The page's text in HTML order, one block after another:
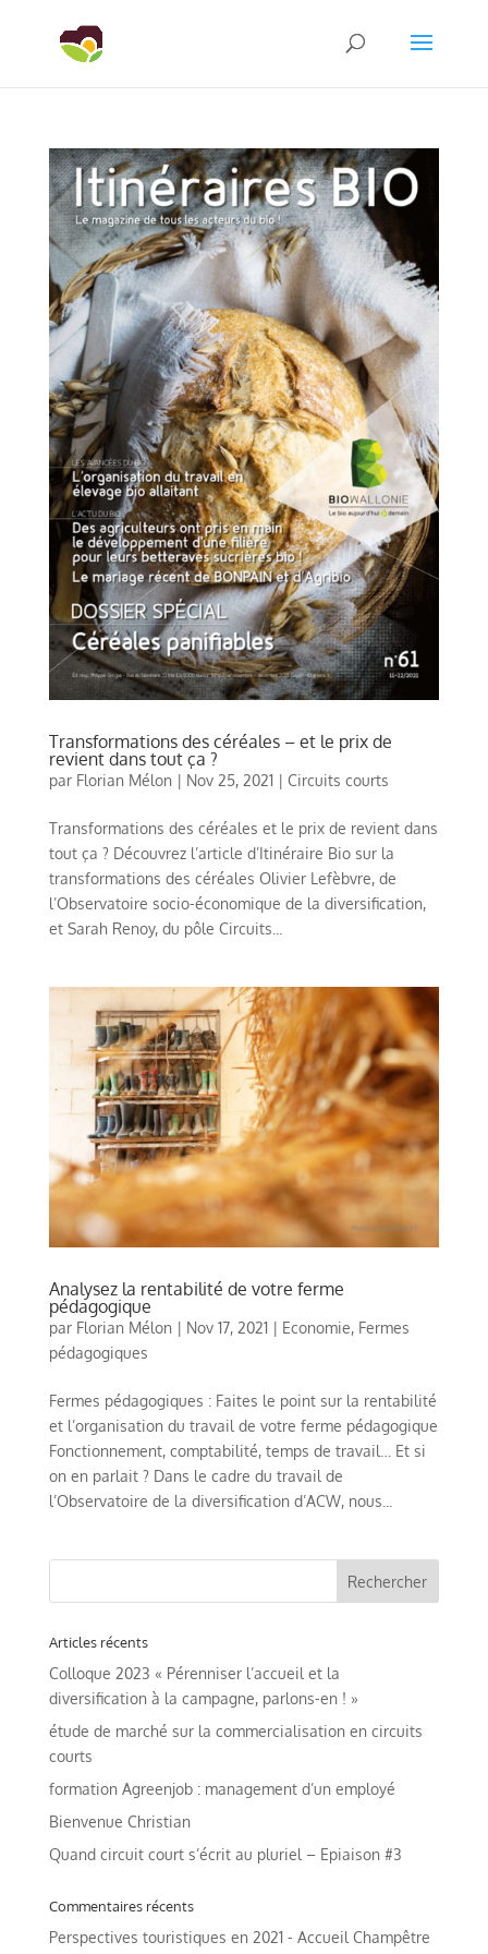
Transformations des céréales – et le prix de
revient dans tout ça ?
par Florian Mélon| Nov 25, 2021| Circuits courts
Transformations des céréales et le prix de revient dans
tout ça ? Découvrez l’article d’Itinéraire Bio sur la
transformations des céréales Olivier Lefèbvre, de
l’Observatoire socio-économique de la diversification,
et Sarah Renoy, du pôle Circuits...
Analysez la rentabilité de votre ferme
pédagogique
par Florian Mélon| Nov 17, 2021| Economie, Fermes
pédagogiques
Fermes pédagogiques : Faites le point sur la rentabilité
et l’organisation du travail de votre ferme pédagogique
Fonctionnement, comptabilité, temps de travail… Et si
on en parlait ? Dans le cadre du travail de
l’Observatoire de la diversification d’ACW, nous...
Articles récents
Colloque 2023 « Pérenniser l’accueil et la
diversification à la campagne, parlons-en ! »
étude de marché sur la commercialisation en circuits
courts
formation Agreenjob : management d’un employé
Bienvenue Christian
Quand circuit court s’écrit au pluriel – Epiaison #3
Commentaires récents
Perspectives touristiques en 2021 - Accueil Champêtre